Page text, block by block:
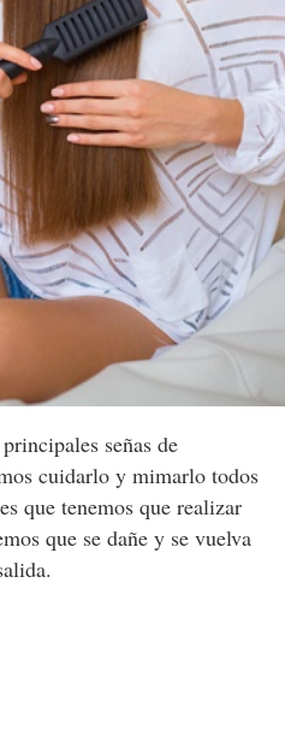
señas de
cuidarlo y mimarlo todos
que tenemos que realizar
que se dañe y se vuelva